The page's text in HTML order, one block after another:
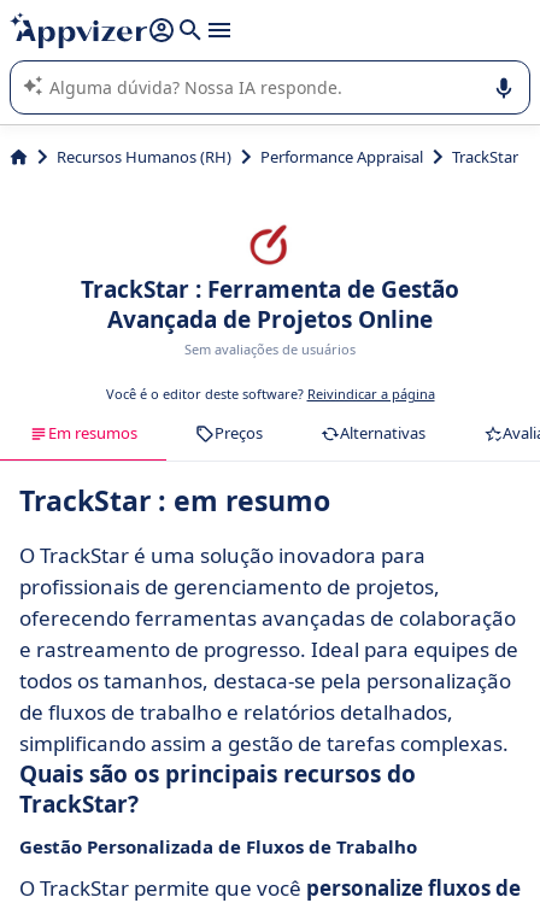
de nossa IA (várias linhas com
A IA do Appvizer o orienta no uso ou na seleção de software
SaaS para sua empresa.
Recursos Humanos (RH) Performance Appraisal TrackStar
TrackStar : Ferramenta de Gestão
Avançada de Projetos Online
Sem avaliações de usuários
Você é o editor deste software? Reivindicar a página
Em resumos Preços Alternativas
TrackStar : em resumo
O TrackStar é uma solução inovadora para
profissionais de gerenciamento de projetos,
oferecendo ferramentas avançadas de colaboração
e rastreamento de progresso. Ideal para equipes de
todos os tamanhos, destaca-se pela personalização
de fluxos de trabalho e relatórios detalhados,
simplificando assim a gestão de tarefas complexas.
Quais são os principais recursos do
TrackStar?
Gestão Personalizada de Fluxos de Trabalho
O TrackStar permite que você personalize fluxos de